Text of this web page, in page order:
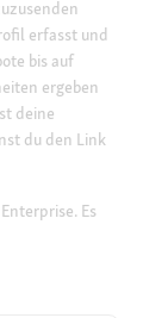
erfasst und
bis auf
ergeben
deine
du den Link
Es